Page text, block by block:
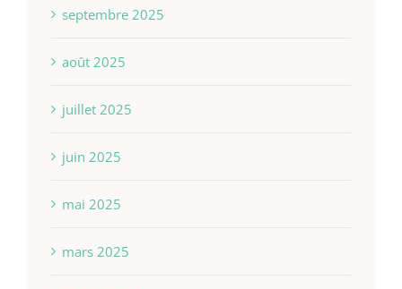
septembre 2025
août 2025
juillet 2025
juin 2025
mai 2025
mars 2025